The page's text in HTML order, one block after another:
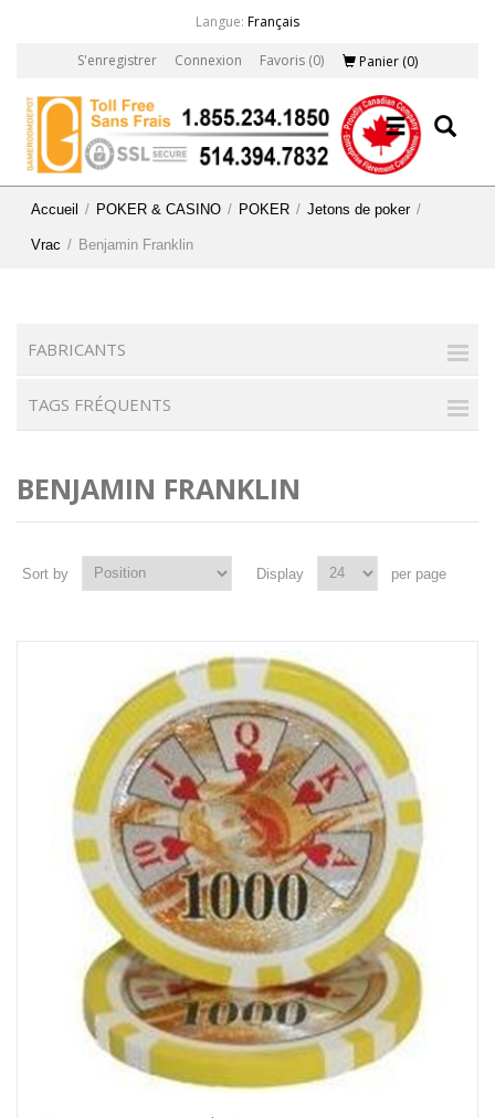
Langue: Français
S'enregistrer Connexion Favoris (0) Panier (0)
Accueil / POKER & CASINO / POKER / Jetons de poker /
Vrac / Benjamin Franklin
FABRICANTS
TAGS FRÉQUENTS
BENJAMIN FRANKLIN
Sort by Display per page